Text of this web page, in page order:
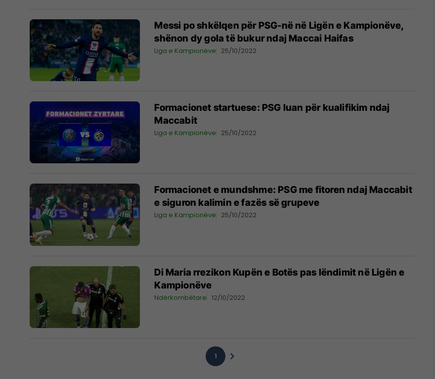
Messi po shkëlqen për PSG-në në Ligën e Kampionëve,
shënon dy gola të bukur ndaj Maccai Haifas
Liga e Kampionëve 25/10/2022
Formacionet startuese: PSG luan për kualifikim ndaj
Maccabit
Liga e Kampionëve 25/10/2022
Formacionet e mundshme: PSG me fitoren ndaj Maccabit
e siguron kalimin e fazës së grupeve
Liga e Kampionëve 25/10/2022
Di Maria rrezikon Kupën e Botës pas lëndimit në Ligën e
Kampionëve
Ndërkombëtare 12/10/2022
1